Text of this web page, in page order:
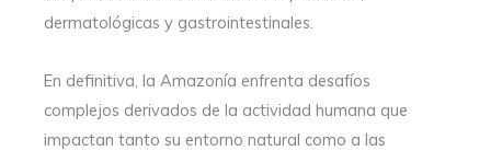
dermatológicas y gastrointestinales.
En definitiva, la Amazonía enfrenta desafíos
complejos derivados de la actividad humana que
impactan tanto su entorno natural como a las